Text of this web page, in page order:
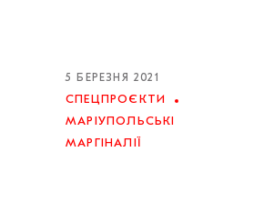
5 БЕРЕЗНЯ 2021
СПЕЦПРОЄКТИ
МАРІУПОЛЬСЬКІ
МАРГІНАЛІЇ